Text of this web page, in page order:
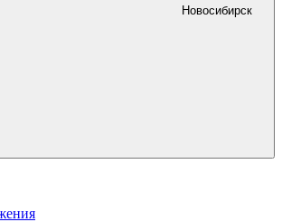
Новосибирск